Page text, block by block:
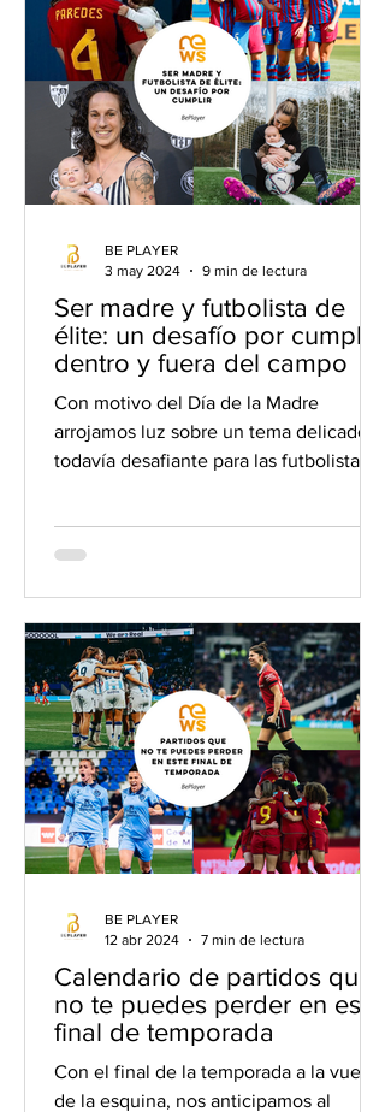
Ser madre y futbolista de
élite: un desafío por cumplir
dentro y fuera del campo
Con motivo del Día de la Madre
arrojamos luz sobre un tema delicado y
todavía desafiante para las futbolistas:
BE PLAYER
3 may 2024
9 min de lectura
Calendario de partidos que
no te puedes perder en este
final de temporada
Con el final de la temporada a la vuelta
de la esquina, nos anticipamos al
BE PLAYER
12 abr 2024
7 min de lectura